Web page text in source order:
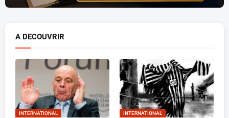
A DECOUVRIR
INTERNATIONAL INTERNATIONAL